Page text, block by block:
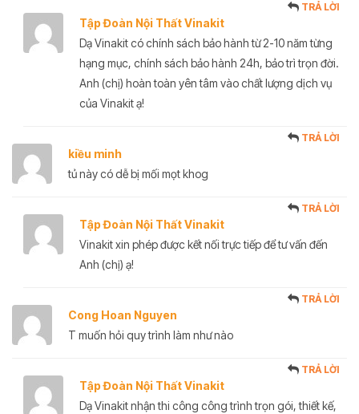
Tập Đoàn Nội Thất Vinakit
TRẢ LỜI
Dạ Vinakit có chính sách bảo hành từ 2-10 năm từng
hạng mục, chính sách bảo hành 24h, bảo trì trọn đời.
Anh (chị) hoàn toàn yên tâm vào chất lượng dịch vụ
của Vinakit ạ!
kiều minh
TRẢ LỜI
tủ này có dễ bị mối mọt khog
Tập Đoàn Nội Thất Vinakit
TRẢ LỜI
Vinakit xin phép được kết nối trực tiếp để tư vấn đến
Anh (chị) ạ!
Cong Hoan Nguyen
TRẢ LỜI
T muốn hỏi quy trình làm như nào
Tập Đoàn Nội Thất Vinakit
TRẢ LỜI
Dạ Vinakit nhận thi công công trình trọn gói, thiết kế,